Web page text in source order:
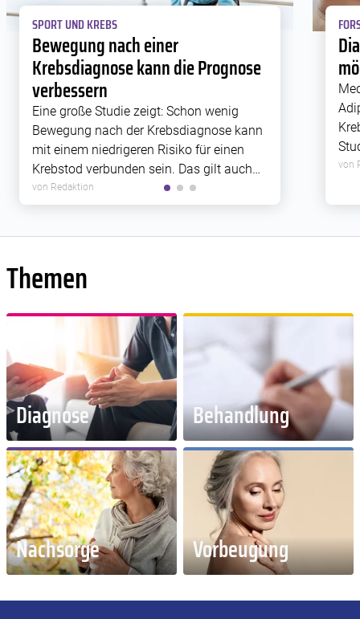
SPORT UND KREBS
Bewegung nach einer
Krebsdiagnose kann die Prognose
verbessern
Eine große Studie zeigt: Schon wenig
Bewegung nach der Krebsdiagnose kann
mit einem niedrigeren Risiko für einen
Krebstod verbunden sein. Das gilt auch
für Krebsarten, die bislang weniger gut
erforscht sind.
von Redaktion
von
Themen
Diagnose Behandlung
Nachsorge Vorbeugung